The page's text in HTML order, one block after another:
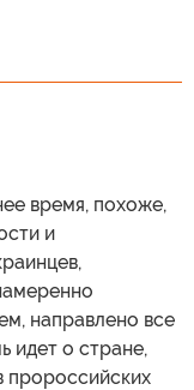
время, похоже,
и
направлено все
идет о стране,
пророссийских